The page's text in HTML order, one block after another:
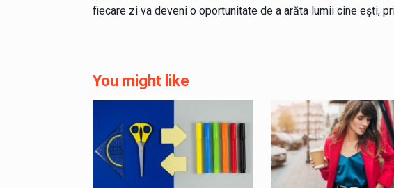
fiecare zi va deveni o oportunitate de a arăta lumii cine ești,
You might like